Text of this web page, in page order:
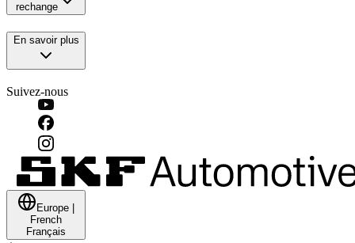
rechange
En savoir plus
Suivez-nous
Europe
French
Français